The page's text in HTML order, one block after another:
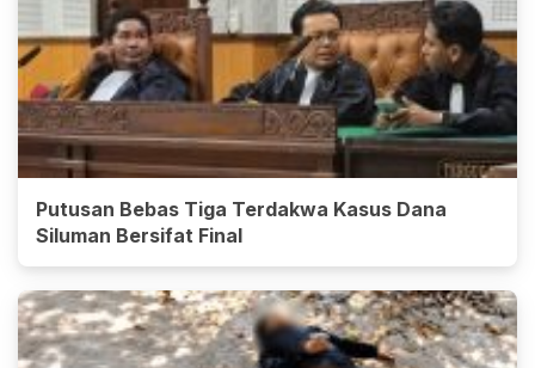
Putusan Bebas Tiga Terdakwa Kasus Dana
Siluman Bersifat Final